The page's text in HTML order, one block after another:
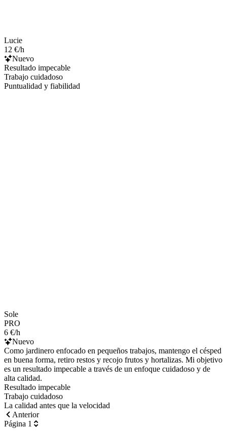
Lucie
12 €/h
Nuevo
Resultado impecable
Trabajo cuidadoso
Puntualidad y fiabilidad
Sole
PRO
6 €/h
Nuevo
Como jardinero enfocado en pequeños trabajos, mantengo el césped
en buena forma, retiro restos y recojo frutos y hortalizas. Mi objetivo
es un resultado impecable a través de un enfoque cuidadoso y de
alta calidad.
Resultado impecable
Trabajo cuidadoso
La calidad antes que la velocidad
Anterior
Página 1